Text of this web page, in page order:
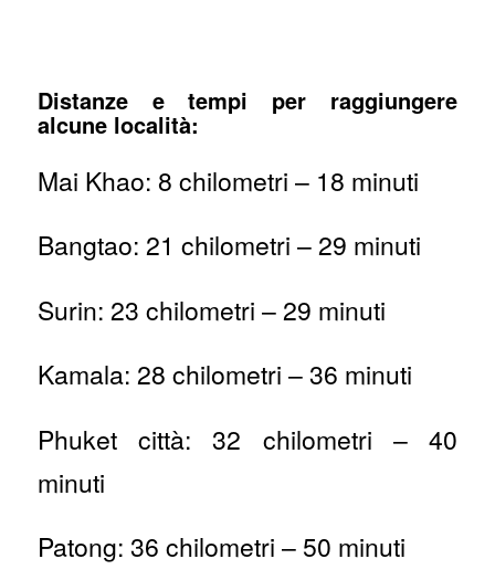
Distanze e tempi per raggiungere
alcune località:
Mai Khao: 8 chilometri – 18 minuti
Bangtao: 21 chilometri – 29 minuti
Surin: 23 chilometri – 29 minuti
Kamala: 28 chilometri – 36 minuti
Phuket città: 32 chilometri – 40
minuti
Patong: 36 chilometri – 50 minuti